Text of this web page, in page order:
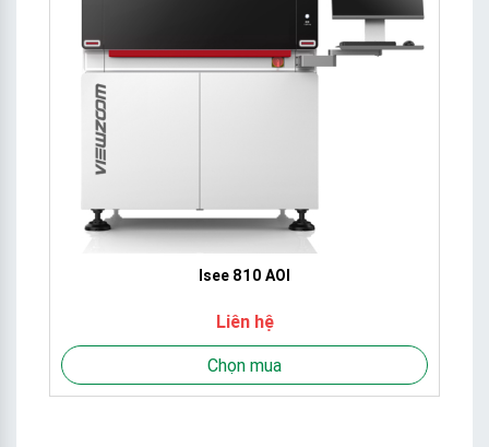
Isee 810 AOI
Liên hệ
Chọn mua